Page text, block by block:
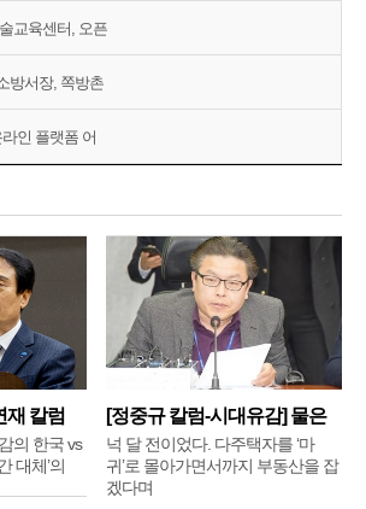
교육센터, 오픈
방서장, 쪽방촌
인 플랫폼 어
재 칼럼
의 한국 vs
대체’의
[정중규 칼럼-시대유감] 물은
배
넉 달 전이었다. 다주택자를 ‘마
귀’로 몰아가면서까지 부동산을 잡
겠다며